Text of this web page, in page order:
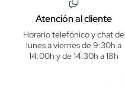
Atención al cliente
Horario telefónico y chat de
lunes a viernes de 9:30h a
14:00h y de 14:30h a 18h